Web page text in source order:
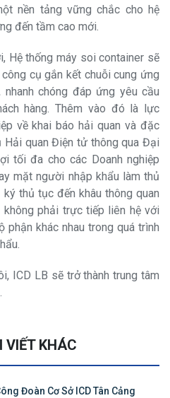
nền tảng vững chắc cho hệ
đến tầm cao mới.
Hệ thống máy soi container sẽ
cụ gắn kết chuỗi cung ứng
chóng đáp ứng yêu cầu
hàng. Thêm vào đó là lực
về khai báo hải quan và đặc
quan Điện tử thông qua Đại
tối đa cho các Doanh nghiệp
mặt người nhập khẩu làm thủ
thủ tục đến khâu thông quan
không phải trực tiếp liên hệ với
phận khác nhau trong quá trình
ICD LB sẽ trở thành trung tâm
VIẾT KHÁC
Đoàn Cơ Sở ICD Tân Cảng